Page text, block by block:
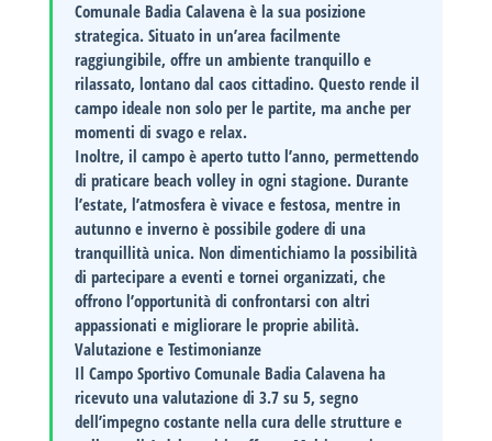
Comunale Badia Calavena è la sua posizione
strategica. Situato in un’area facilmente
raggiungibile, offre un ambiente tranquillo e
rilassato, lontano dal caos cittadino. Questo rende il
campo ideale non solo per le partite, ma anche per
momenti di svago e relax.
Inoltre, il campo è aperto tutto l’anno, permettendo
di praticare beach volley in ogni stagione. Durante
l’estate, l’atmosfera è vivace e festosa, mentre in
autunno e inverno è possibile godere di una
tranquillità unica. Non dimentichiamo la possibilità
di partecipare a eventi e tornei organizzati, che
offrono l’opportunità di confrontarsi con altri
appassionati e migliorare le proprie abilità.
Valutazione e Testimonianze
Il Campo Sportivo Comunale Badia Calavena ha
ricevuto una valutazione di3.7 su 5, segno
dell’impegno costante nella cura delle strutture e